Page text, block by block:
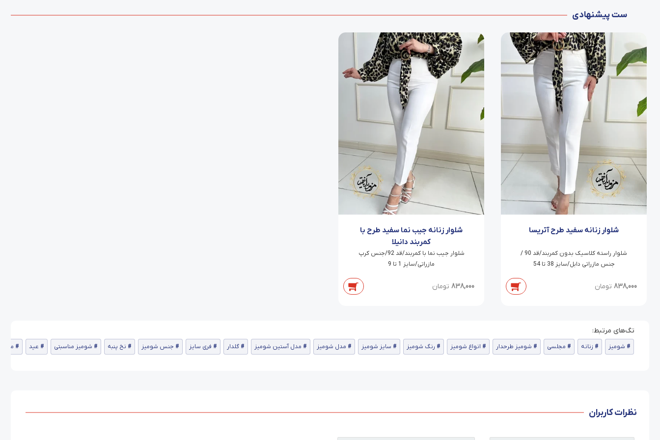
ست پیشنهادی
شلوار زنانه سفید طرح آتریسا
شلوار راسته کلاسیک بدون کمربند/قد 90 /
جنس مازراتی دابل/سایز 38 تا 54
838,000 تومان
شلوار زنانه جیب نما سفید طرح با
کمربند دانیلا
شلوار جیب نما با کمربند/قد 92/جنس کرپ
مازراتی/سایز 1 تا 9
838,000 تومان
شومیز زنانه مجلسی شومیز طرحدار انواع شومیز رنگ شومیز سایز شومیز مدل شومیز مدل آستین شومیز گلدار فری سایز جنس شومیز نخ پنبه شومیز مناسبتی عید
نظرات کاربران